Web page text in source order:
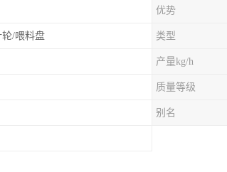
优势
/喂料盘 类型
产量kg/h
质量等级
别名